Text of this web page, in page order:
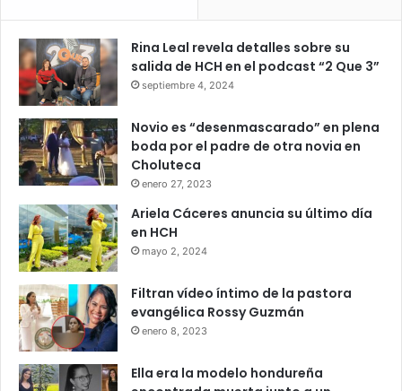
Cómo prevenir el contagio
Las autoridades sanitarias recomiendan evitar el contacto
con roedores y mantener medidas de higiene en espacios
cerrados o poco ventilados.
Entre las principales recomendaciones destacan:
ventilar espacios cerrados antes de limpiar
usar mascarilla y guantes en áreas contaminadas
evitar barrer en seco
almacenar alimentos en recipientes cerrados
eliminar basura o desechos que atraigan roedores
Los expertos también aconsejan acudir de inmediato a un
Rina Leal revela detalles sobre su
salida de HCH en el podcast “2 Que 3”
septiembre 4, 2024
Novio es “desenmascarado” en plena
boda por el padre de otra novia en
Choluteca
enero 27, 2023
Ariela Cáceres anuncia su último día
en HCH
mayo 2, 2024
Filtran vídeo íntimo de la pastora
evangélica Rossy Guzmán
enero 8, 2023
Ella era la modelo hondureña